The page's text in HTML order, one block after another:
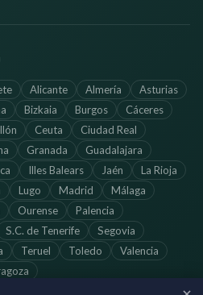
Alicante Almería
Asturias
Bizkaia Burgos
Cáceres
Ceuta
Ciudad Real
Granada
Guadalajara
Illes Balears Jaén
La Rioja
Lugo Madrid
Málaga
Ourense
Palencia
S.C. de Tenerife
Segovia
Teruel Toledo
Valencia